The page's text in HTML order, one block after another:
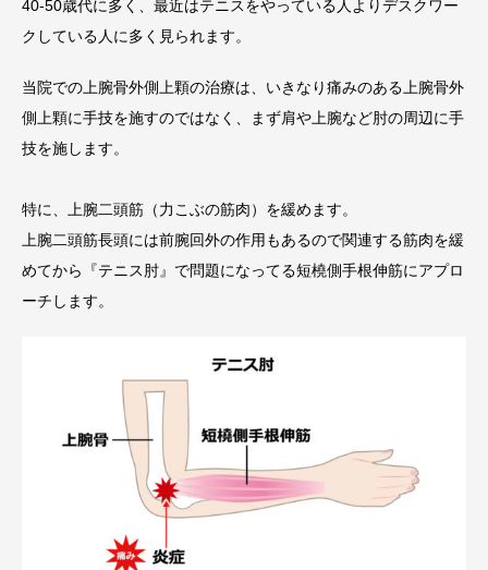
40-50歳代に多く、最近はテニスをやっている人よりデスクワー
クしている人に多く見られます。
当院での上腕骨外側上顆の治療は、いきなり痛みのある上腕骨外
側上顆に手技を施すのではなく、まず肩や上腕など肘の周辺に手
技を施します。
特に、上腕二頭筋（力こぶの筋肉）を緩めます。
上腕二頭筋長頭には前腕回外の作用もあるので関連する筋肉を緩
めてから『テニス肘』で問題になってる短橈側手根伸筋にアプロ
ーチします。